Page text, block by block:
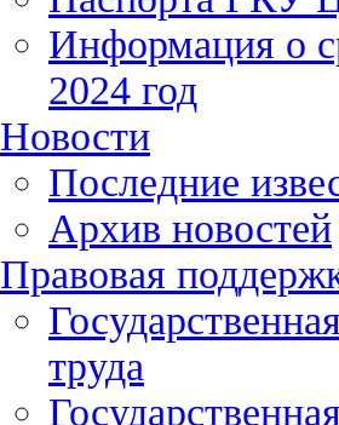
Информация о
2024 год
Новости
Последние
Архив новостей
Правовая
труда